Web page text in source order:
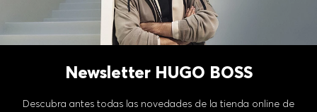
Newsletter HUGO BOSS
Descubra antes todas las novedades de la tienda online de